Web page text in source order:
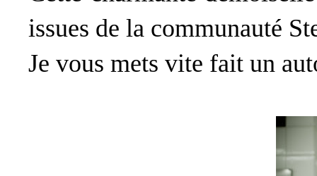
issues de la communauté
Je vous mets vite fait un